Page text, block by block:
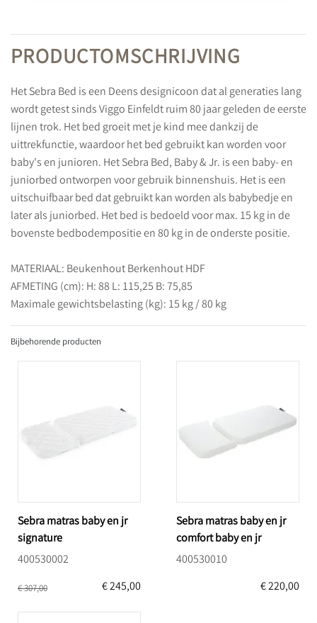
PRODUCTOMSCHRIJVING
Het Sebra Bed is een Deens designicoon dat al generaties lang
wordt getest sinds Viggo Einfeldt ruim 80 jaar geleden de eerste
lijnen trok. Het bed groeit met je kind mee dankzij de
uittrekfunctie, waardoor het bed gebruikt kan worden voor
baby's en junioren. Het Sebra Bed, Baby & Jr. is een baby- en
juniorbed ontworpen voor gebruik binnenshuis. Het is een
uitschuifbaar bed dat gebruikt kan worden als babybedje en
later als juniorbed. Het bed is bedoeld voor max. 15 kg in de
bovenste bedbodempositie en 80 kg in de onderste positie.
MATERIAAL: Beukenhout Berkenhout HDF
AFMETING (cm): H: 88 L: 115,25 B: 75,85
Maximale gewichtsbelasting (kg): 15 kg / 80 kg
Bijbehorende producten
Sebra matras baby en jr
signature
400530002
€ 307,00 € 245,00
Sebra matras baby en jr
comfort baby en jr
400530010
€ 220,00